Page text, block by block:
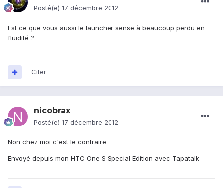
Posté(e) 17 décembre 2012
Est ce que vous aussi le launcher sense à beaucoup perdu en
fluidité ?
Citer
nicobrax
Posté(e) 17 décembre 2012
Non chez moi c'est le contraire
Envoyé depuis mon HTC One S Special Edition avec Tapatalk